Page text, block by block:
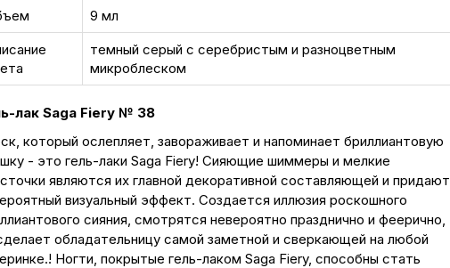
9 мл
темный серый с серебристым и разноцветным
микроблеском
лак Saga Fiery № 38
который ослепляет, завораживает и напоминает бриллиантовую
- это гель-лаки Saga Fiery! Сияющие шиммеры и мелкие
являются их главной декоративной составляющей и придают
визуальный эффект. Cоздается иллюзия роскошного
сияния, смотрятся невероятно празднично и феерично,
обладательницу самой заметной и сверкающей на любой
Ногти, покрытые гель-лаком Saga Fiery, способны стать